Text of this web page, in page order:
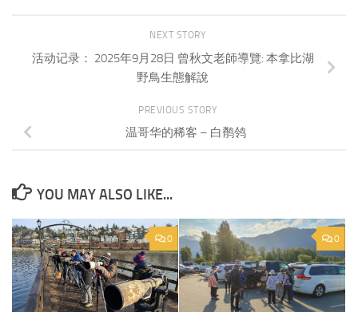
NEXT STORY
活动记录： 2025年9月28日 曾秋文老師導覽: 本拿比湖
野鳥生態解說
PREVIOUS STORY
温哥华的稀客 – 白鹡鸰
YOU MAY ALSO LIKE...
0 0